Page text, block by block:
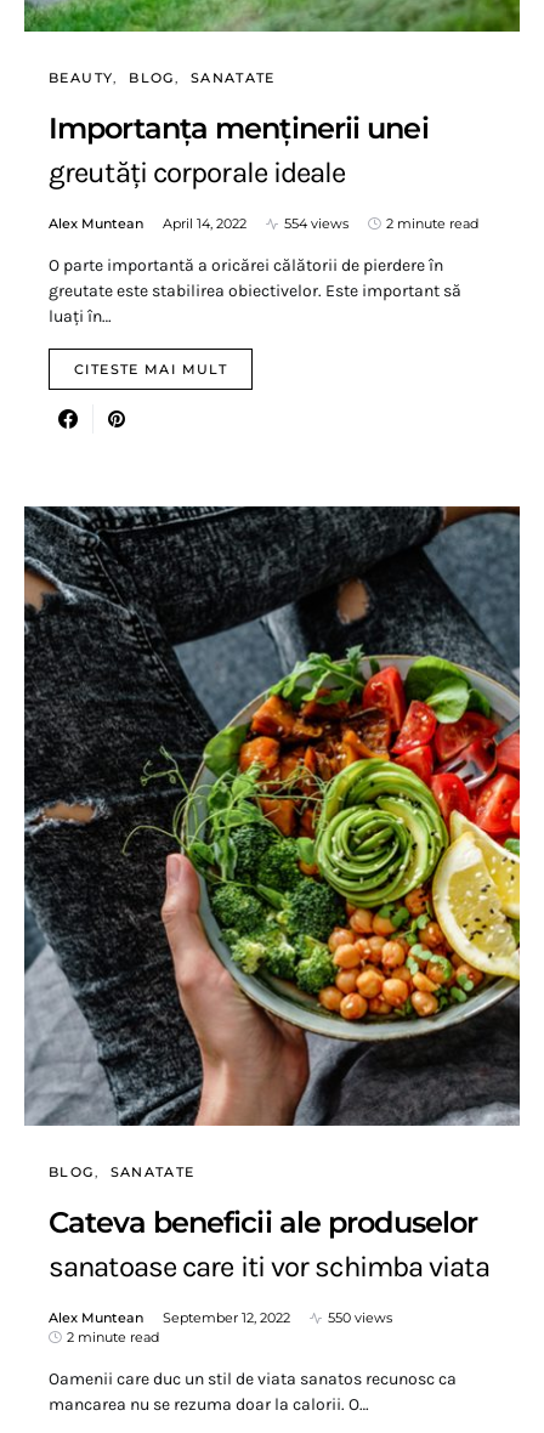
BEAUTY BLOG SANATATE
Importanța menținerii unei
greutăți corporale ideale
Alex Muntean April 14, 2022 554 views 2 minute read
O parte importantă a oricărei călătorii de pierdere în
greutate este stabilirea obiectivelor. Este important să
luați în…
CITESTE MAI MULT
BLOG SANATATE
Cateva beneficii ale produselor
sanatoase care iti vor schimba viata
Alex Muntean September 12, 2022
550 views
2 minute read
Oamenii care duc un stil de viata sanatos recunosc ca
mancarea nu se rezuma doar la calorii. O…